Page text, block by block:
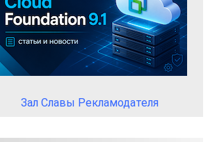
Зал Славы Рекламодателя